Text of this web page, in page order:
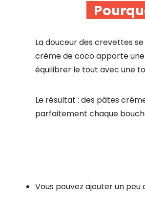
La douceur des crevettes
crème de coco apporte
équilibrer le tout avec une
Le résultat : des pâtes
parfaitement chaque
Vous pouvez ajouter un